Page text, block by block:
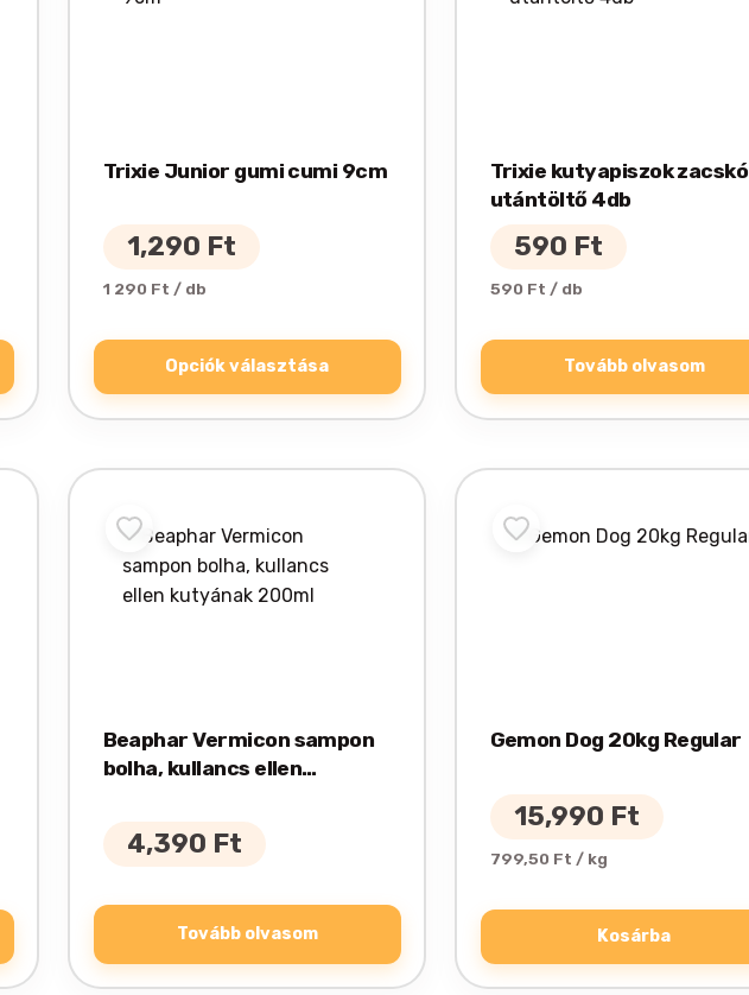
Trixie Junior gumi cumi 9cm
1,290 Ft
1 290 Ft / db
Opciók választása
választhatók
ki
Trixie kutyapiszok zacskó
utántöltő 4db
590 Ft
590 Ft / db
Tovább olvasom
Beaphar Vermicon sampon
bolha, kullancs ellen
4,390 Ft
Tovább olvasom
Gemon Dog 20kg Regular
15,990 Ft
799,50 Ft / kg
Kosárba